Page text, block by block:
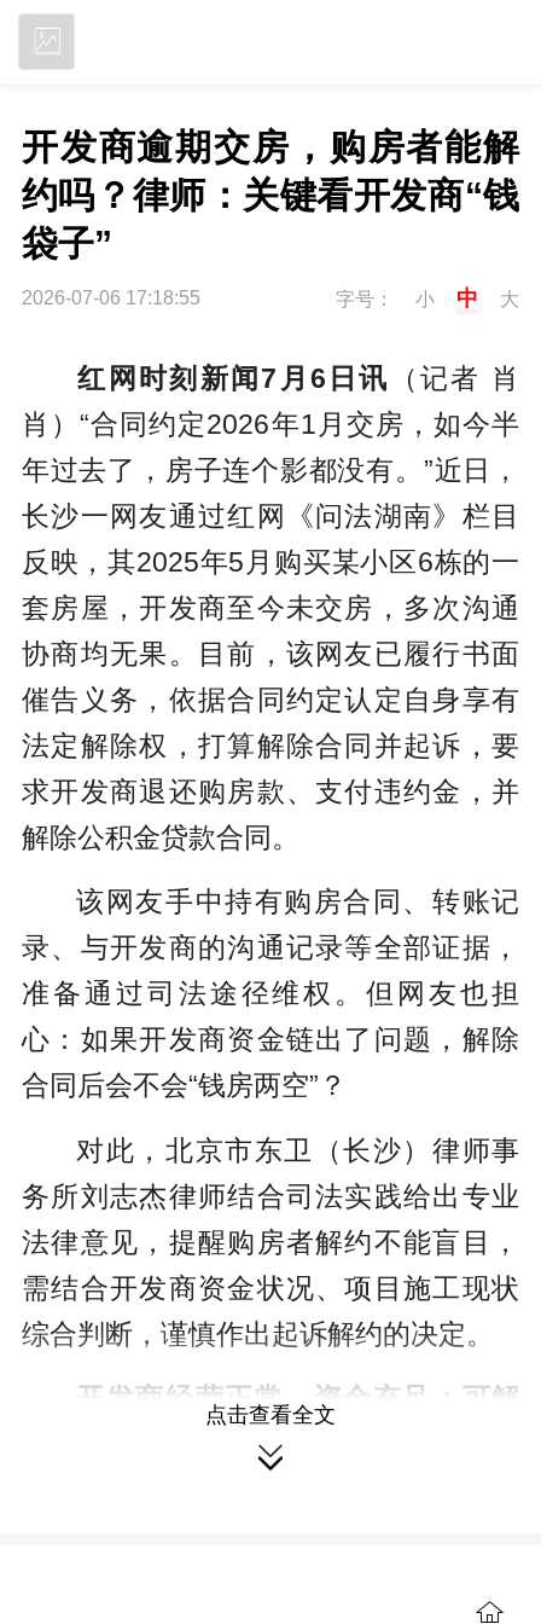
开发商逾期交房，购房者能解
约吗？律师：关键看开发商“钱
袋子”
2026-07-06 17:18:55 字号： 小 中 大
红网时刻新闻7月6日讯
（记者 肖
肖）“合同约定2026年1月交房，如今半
年过去了，房子连个影都没有。”近日，
长沙一网友通过红网《问法湖南》栏目
反映，其2025年5月购买某小区6栋的一
套房屋，开发商至今未交房，多次沟通
协商均无果。目前，该网友已履行书面
催告义务，依据合同约定认定自身享有
法定解除权，打算解除合同并起诉，要
求开发商退还购房款、支付违约金，并
解除公积金贷款合同。
该网友手中持有购房合同、转账记
录、与开发商的沟通记录等全部证据，
准备通过司法途径维权。但网友也担
心：如果开发商资金链出了问题，解除
合同后会不会“钱房两空”？
对此，北京市东卫（长沙）律师事
务所刘志杰律师结合司法实践给出专业
法律意见，提醒购房者解约不能盲目，
需结合开发商资金状况、项目施工现状
综合判断，谨慎作出起诉解约的决定。
开发商经营正常、资金充足：可解
约退房并主张违约赔偿
金实力与经营状态：查询国家企业信用
点击查看全文
